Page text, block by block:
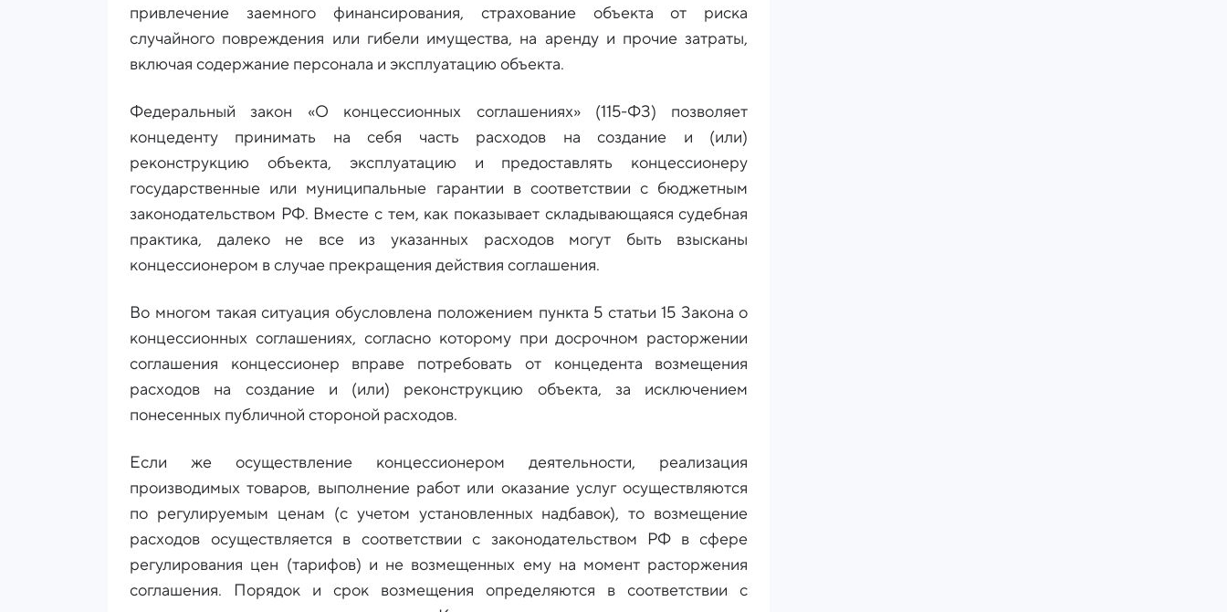
привлечение заемного финансирования, страхование объекта от риска
случайного повреждения или гибели имущества, на аренду и прочие затраты,
включая содержание персонала и эксплуатацию объекта.
Федеральный закон «О концессионных соглашениях» (115-ФЗ) позволяет
концеденту принимать на себя часть расходов на создание и (или)
реконструкцию объекта, эксплуатацию и предоставлять концессионеру
государственные или муниципальные гарантии в соответствии с бюджетным
законодательством РФ. Вместе с тем, как показывает складывающаяся судебная
практика, далеко не все из указанных расходов могут быть взысканы
концессионером в случае прекращения действия соглашения.
Во многом такая ситуация обусловлена положением пункта 5 статьи 15 Закона о
концессионных соглашениях, согласно которому при досрочном расторжении
соглашения концессионер вправе потребовать от концедента возмещения
расходов на создание и (или) реконструкцию объекта, за исключением
понесенных публичной стороной расходов.
Если же осуществление концессионером деятельности, реализация
производимых товаров, выполнение работ или оказание услуг осуществляются
по регулируемым ценам (с учетом установленных надбавок), то возмещение
расходов осуществляется в соответствии с законодательством РФ в сфере
регулирования цен (тарифов) и не возмещенных ему на момент расторжения
соглашения. Порядок и срок возмещения определяются в соответствии с